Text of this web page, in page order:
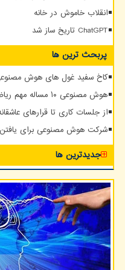
انقلاب خاموش در خانه
ChatGPT تاریخ ساز شد
پربحث ترین ها
کاخ سفید غول های هوش مصنوعی
هوش مصنوعی ۱۰ مساله مهم ریاضی و کوانتوم را حل کرد
از جلسات کاری تا قرارهای
شرکت هوش مصنوعی برای یافتن
جدیدترین ها